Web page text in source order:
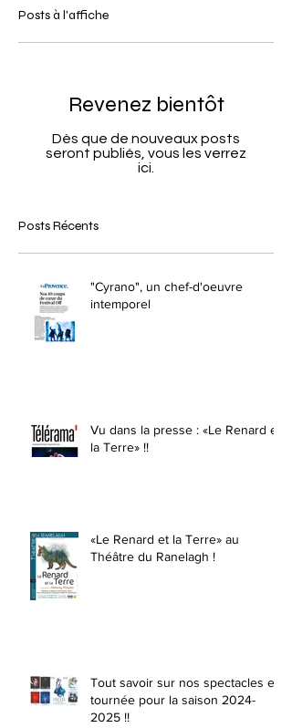
Posts à l'affiche
Revenez bientôt
Dès que de nouveaux posts
seront publiés, vous les verrez
ici.
Posts Récents
"Cyrano", un chef-d'oeuvre
intemporel
Vu dans la presse : «Le Renard et
la Terre» !!
«Le Renard et la Terre» au
Théâtre du Ranelagh !
Tout savoir sur nos spectacles en
tournée pour la saison 2024-
2025 !!